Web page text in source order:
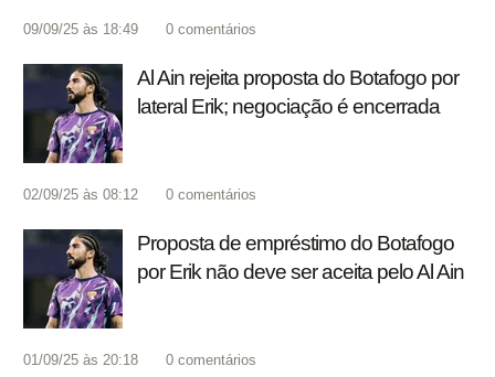
09/09/25 às 18:49 0 comentários
Al Ain rejeita proposta do Botafogo por
lateral Erik; negociação é encerrada
02/09/25 às 08:12 0 comentários
Proposta de empréstimo do Botafogo
por Erik não deve ser aceita pelo Al Ain
01/09/25 às 20:18 0 comentários